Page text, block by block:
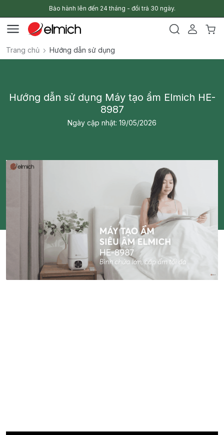
Bảo hành lên đến 24 tháng - đổi trả 30 ngày.
Trang chủ Hướng dẫn sử dụng
Hướng dẫn sử dụng Máy tạo ẩm Elmich HE-
8987
Ngày cập nhật: 19/05/2026